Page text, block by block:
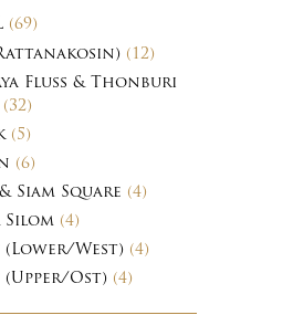
(69)
(12)
Fluss & Thonburi
(32)
(5)
(6)
Siam Square (4)
(4)
(Lower/West) (4)
Ost) (4)